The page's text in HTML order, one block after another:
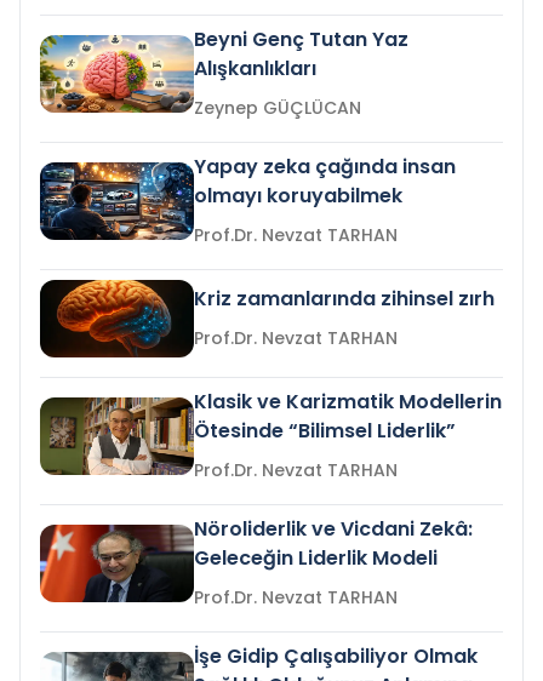
Beyni Genç Tutan Yaz
Alışkanlıkları
Zeynep GÜÇLÜCAN
Yapay zeka çağında insan
olmayı koruyabilmek
Prof.Dr. Nevzat TARHAN
Kriz zamanlarında zihinsel zırh
Prof.Dr. Nevzat TARHAN
Klasik ve Karizmatik Modellerin
Ötesinde “Bilimsel Liderlik”
Prof.Dr. Nevzat TARHAN
Nöroliderlik ve Vicdani Zekâ:
Geleceğin Liderlik Modeli
Prof.Dr. Nevzat TARHAN
İşe Gidip Çalışabiliyor Olmak